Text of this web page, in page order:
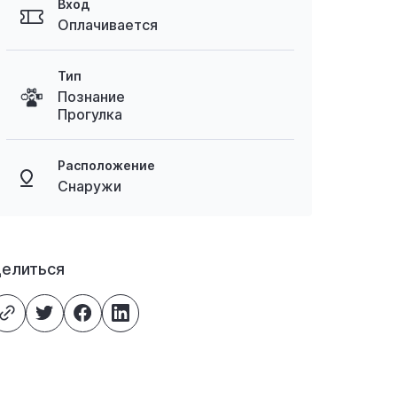
Вход
Оплачивается
Тип
Познание
Прогулка
Расположение
Снаружи